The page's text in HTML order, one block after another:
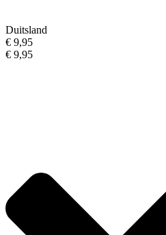
Duitsland
€ 9,95
€ 9,95